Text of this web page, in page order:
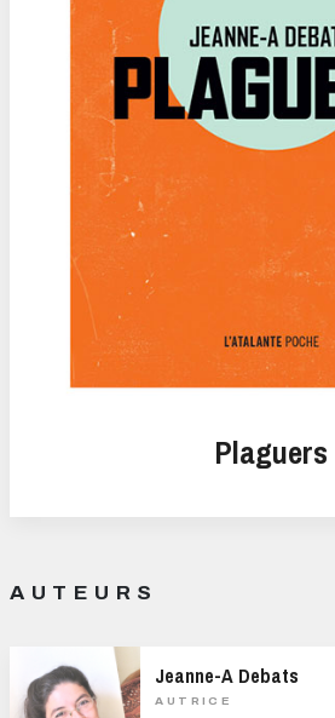
Plaguers
AUTEURS
Jeanne-A Debats
AUTRICE